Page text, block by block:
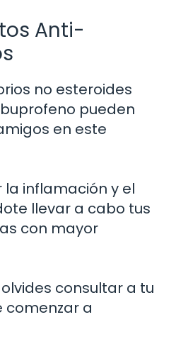
Anti-
no esteroides
pueden
en este
la inflamación y el
llevar a cabo tus
con mayor
consultar a tu
comenzar a